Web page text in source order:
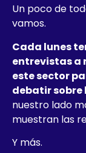
Un poco de
vamos.
Cada lunes
entrevistas a
este sector
debatir
nuestro lado
muestran las
Y más.